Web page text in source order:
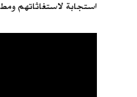
استجابة لاستغاثاتهم